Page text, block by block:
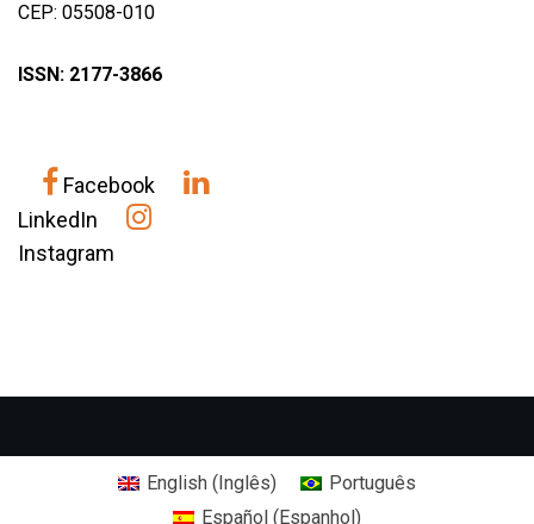
CEP: 05508-010
ISSN: 2177-3866
Facebook
LinkedIn
Instagram
English ( Inglês)
Português
Español (Espanhol)